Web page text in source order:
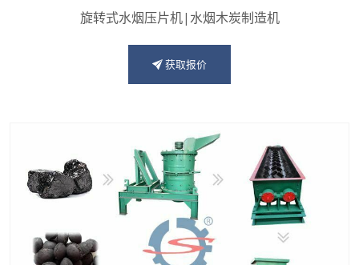
旋转式水烟压片机|水烟木炭制造机
获取报价